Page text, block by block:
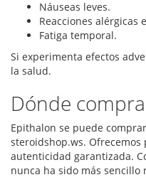
Náuseas leves.
Reacciones alérgicas
Fatiga temporal.
Si experimenta efectos
la salud.
Dónde
Epithalon se puede
steroidshop.ws.
autenticidad garantizada.
nunca ha sido más sencillo